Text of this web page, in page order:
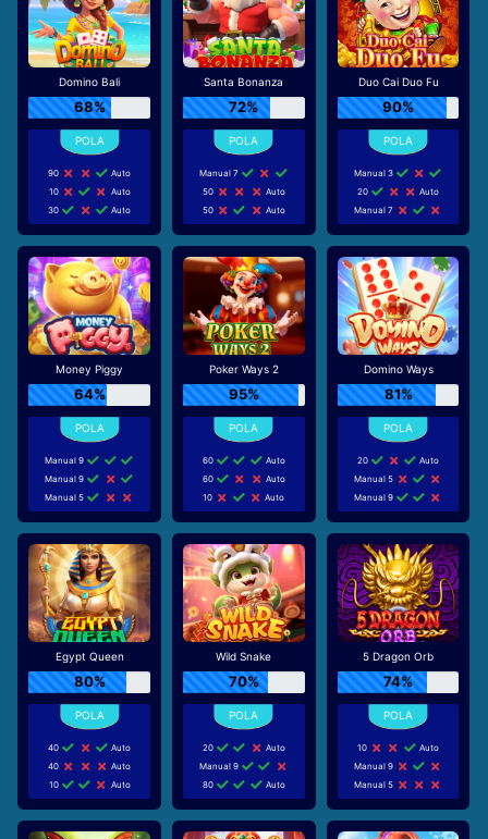
Domino Bali
68%
90
Auto
10
Auto
30
Auto
Santa Bonanza
72%
Manual 7
50
Auto
50
Auto
Duo Cai Duo Fu
90%
Manual 3
20
Auto
Manual 7
Money Piggy
64%
Manual 9
Manual 9
Manual 5
Poker Ways 2
95%
60
Auto
60
Auto
10
Auto
Domino Ways
81%
20
Auto
Manual 5
Manual 9
Egypt Queen
80%
40
Auto
40
Auto
10
Auto
Wild Snake
70%
20
Auto
Manual 9
80
Auto
5 Dragon Orb
74%
10
Auto
Manual 9
Manual 5